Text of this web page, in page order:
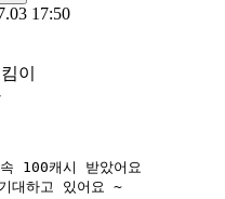
17:50
이
100캐시 받았어요
대하고 있어요 ~